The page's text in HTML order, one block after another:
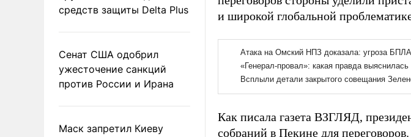
средств защиты Delta Plus
Сенат США одобрил
ужесточение санкций
против России и Ирана
Маск запретил Киеву
и широкой глобальной
Как писала газета ВЗГЛЯД,
собраний в Пекине для переговоров.